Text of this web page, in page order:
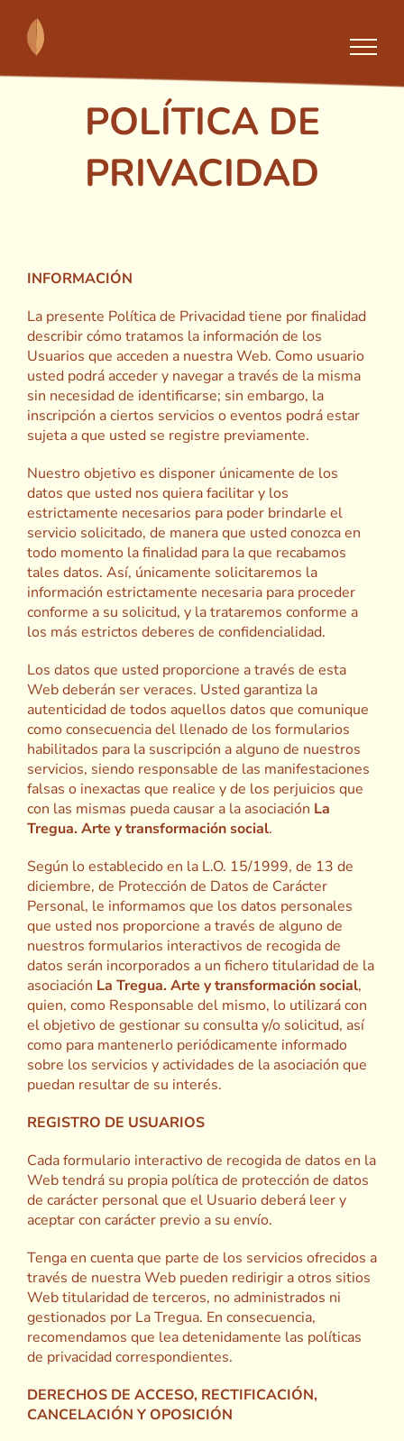
content
POLÍTICA DE
PRIVACIDAD
INFORMACIÓN
La presente Política de Privacidad tiene por finalidad
describir cómo tratamos la información de los
Usuarios que acceden a nuestra Web. Como usuario
usted podrá acceder y navegar a través de la misma
sin necesidad de identificarse; sin embargo, la
inscripción a ciertos servicios o eventos podrá estar
sujeta a que usted se registre previamente.
Nuestro objetivo es disponer únicamente de los
datos que usted nos quiera facilitar y los
estrictamente necesarios para poder brindarle el
servicio solicitado, de manera que usted conozca en
todo momento la finalidad para la que recabamos
tales datos. Así, únicamente solicitaremos la
información estrictamente necesaria para proceder
conforme a su solicitud, y la trataremos conforme a
los más estrictos deberes de confidencialidad.
Los datos que usted proporcione a través de esta
Web deberán ser veraces. Usted garantiza la
autenticidad de todos aquellos datos que comunique
como consecuencia del llenado de los formularios
habilitados para la suscripción a alguno de nuestros
servicios, siendo responsable de las manifestaciones
falsas o inexactas que realice y de los perjuicios que
con las mismas pueda causar a la asociación La
Tregua. Arte y transformación social.
Según lo establecido en la L.O. 15/1999, de 13 de
diciembre, de Protección de Datos de Carácter
Personal, le informamos que los datos personales
que usted nos proporcione a través de alguno de
nuestros formularios interactivos de recogida de
datos serán incorporados a un fichero titularidad de la
asociación La Tregua. Arte y transformación social,
quien, como Responsable del mismo, lo utilizará con
el objetivo de gestionar su consulta y/o solicitud, así
como para mantenerlo periódicamente informado
sobre los servicios y actividades de la asociación que
puedan resultar de su interés.
REGISTRO DE USUARIOS
Cada formulario interactivo de recogida de datos en la
Web tendrá su propia política de protección de datos
de carácter personal que el Usuario deberá leer y
aceptar con carácter previo a su envío.
Tenga en cuenta que parte de los servicios ofrecidos a
través de nuestra Web pueden redirigir a otros sitios
Web titularidad de terceros, no administrados ni
gestionados por La Tregua. En consecuencia,
recomendamos que lea detenidamente las políticas
de privacidad correspondientes.
DERECHOS DE ACCESO, RECTIFICACIÓN,
CANCELACIÓN Y OPOSICIÓN